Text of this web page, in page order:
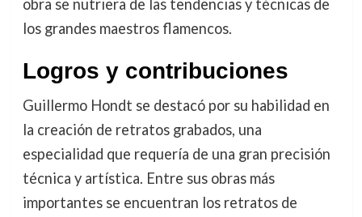
obra se nutriera de las tendencias y técnicas de
los grandes maestros flamencos.
Logros y contribuciones
Guillermo Hondt se destacó por su habilidad en
la creación de retratos grabados, una
especialidad que requería de una gran precisión
técnica y artística. Entre sus obras más
importantes se encuentran los retratos de